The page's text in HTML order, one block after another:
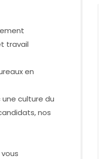
travail
en
culture du
nos